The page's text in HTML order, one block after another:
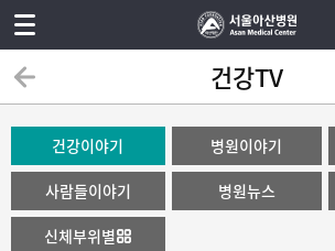
건강TV
건강이야기 병원이야기
사람들이야기 병원뉴스
신체부위별